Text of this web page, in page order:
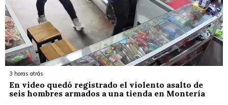
3 horas atrás
En video quedó registrado el violento asalto de
seis hombres armados a una tienda en Montería